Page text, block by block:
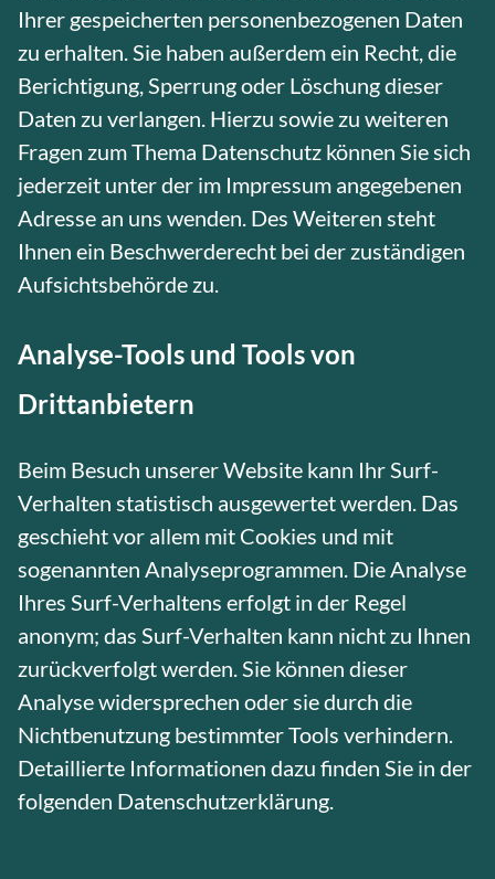
Ihrer gespeicherten personenbezogenen Daten
zu erhalten. Sie haben außerdem ein Recht, die
Berichtigung, Sperrung oder Löschung dieser
Daten zu verlangen. Hierzu sowie zu weiteren
Fragen zum Thema Datenschutz können Sie sich
jederzeit unter der im Impressum angegebenen
Adresse an uns wenden. Des Weiteren steht
Ihnen ein Beschwerderecht bei der zuständigen
Aufsichtsbehörde zu.
Analyse-Tools und Tools von
Drittanbietern
Beim Besuch unserer Website kann Ihr Surf-
Verhalten statistisch ausgewertet werden. Das
geschieht vor allem mit Cookies und mit
sogenannten Analyseprogrammen. Die Analyse
Ihres Surf-Verhaltens erfolgt in der Regel
anonym; das Surf-Verhalten kann nicht zu Ihnen
zurückverfolgt werden. Sie können dieser
Analyse widersprechen oder sie durch die
Nichtbenutzung bestimmter Tools verhindern.
Detaillierte Informationen dazu finden Sie in der
folgenden Datenschutzerklärung.